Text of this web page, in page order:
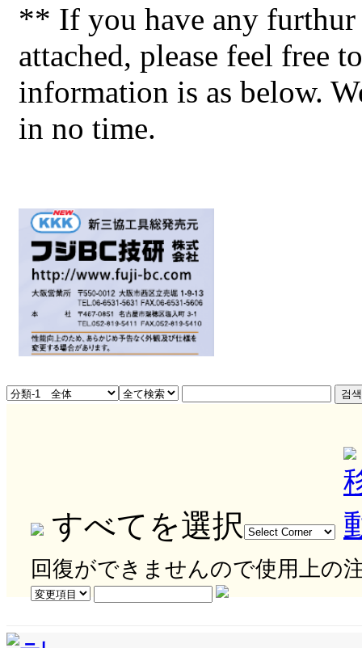
** If you have any furthur
attached, please feel free
information is as below.
in no time.
すべてを選択
回復ができませんので使用上の